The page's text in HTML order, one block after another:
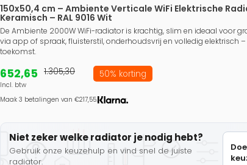
150x50,4 cm – Ambiente Verticale WiFi Elektrische
Keramisch – RAL 9016 Wit
De Ambiente 2000W WiFi-radiator is krachtig, slim en ideaal voor
via app of spraak, fluisterstil, onderhoudsvrij en volledig elektrisch
toekomst.
652,65
Incl. btw
1.305,30 50% korting
Maak 3 betalingen van €217,55.
Niet zeker welke radiator je nodig hebt?
Gebruik onze keuzehulp en vind snel de juiste
radiator.